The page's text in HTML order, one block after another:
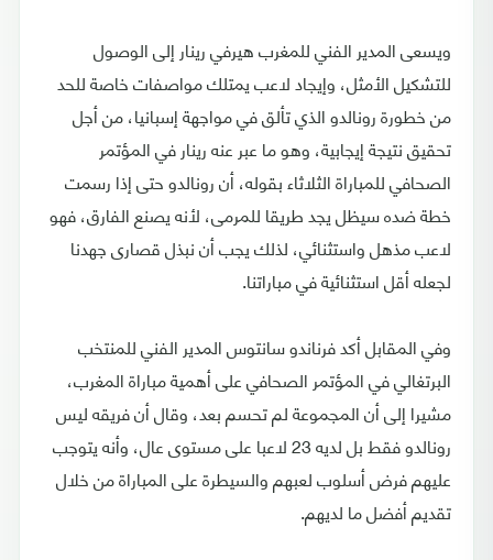
ويسعى المدير الفني للمغرب هيرفي رينار إلى الوصول
للتشكيل الأمثل، وإيجاد لاعب يمتلك مواصفات خاصة للحد
من خطورة رونالدو الذي تألق في مواجهة إسبانيا، من أجل
تحقيق نتيجة إيجابية، وهو ما عبر عنه رينار في المؤتمر
الصحافي للمباراة الثلاثاء بقوله، أن رونالدو حتى إذا رسمت
خطة ضده سيظل يجد طريقا للمرمى، لأنه يصنع الفارق، فهو
لاعب مذهل واستثنائي، لذلك يجب أن نبذل قصارى جهدنا
لجعله أقل استثنائية في مباراتنا.
وفي المقابل أكد فرناندو سانتوس المدير الفني للمنتخب
البرتغالي في المؤتمر الصحافي على أهمية مباراة المغرب،
مشيرا إلى أن المجموعة لم تحسم بعد، وقال أن فريقه ليس
رونالدو فقط بل لديه 23 لاعبا على مستوى عال، وأنه يتوجب
عليهم فرض أسلوب لعبهم والسيطرة على المباراة من خلال
تقديم أفضل ما لديهم.